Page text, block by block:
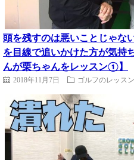
頭を残すのは悪いことじゃな
を目線で追いかけた方が気持
んが栗ちゃんをレッスン①】
2018年11月7日 ゴルフのレッス